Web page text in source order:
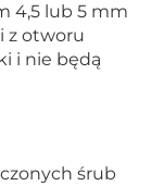
4,5 lub 5 mm
z otworu
i nie będą
śrub